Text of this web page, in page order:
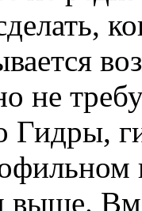
не
Гидры,
выше.